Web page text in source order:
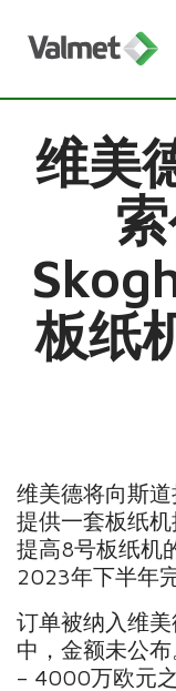
维美
板纸
维美德将向斯
提供一套板纸
提高8号板纸机
2023年下半年
订单被纳入维
中，金额未公
– 4000万欧元之